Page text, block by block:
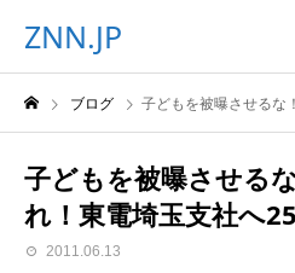
ZNN.JP
ブログ 子どもを被曝させるな！原発
子どもを被曝させる
れ！東電埼玉支社へ
2011.06.13